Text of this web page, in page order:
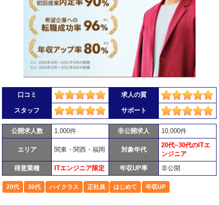
口コミ 求人の質
スタッフ サポート
公開求人数 1,000件 非公開求人 10,000件
エリア 関東・関西・福岡 対象年代
20代~30代のITエ
ンジニア
得意業種
ITエンジニア限定 年収UP率 非公開
20代 30代 ハイクラス 正社員 はじめて 年収UP